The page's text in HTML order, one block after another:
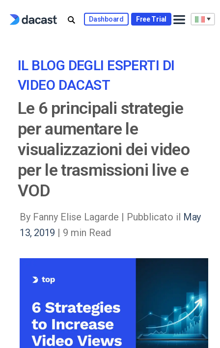
Dashboard Free Trial
IL BLOG DEGLI ESPERTI DI
VIDEO DACAST
Le 6 principali strategie
per aumentare le
visualizzazioni dei video
per le trasmissioni live e
VOD
By Fanny Elise Lagarde | Pubblicato il May
13, 2019 | 9 min Read